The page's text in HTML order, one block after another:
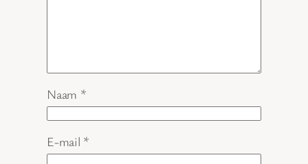
Naam *
E-mail *